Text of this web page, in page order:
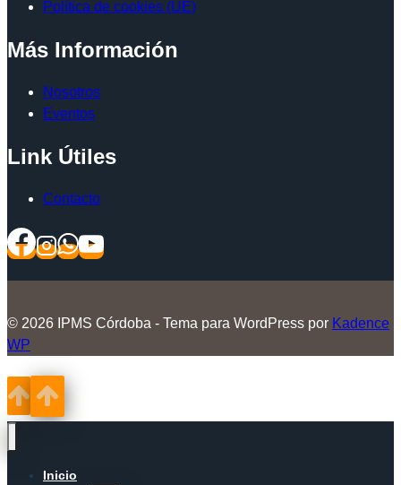
Política de cookies (UE)
Más Información
Nosotros
Eventos
Link Útiles
Contacto
© 2026 IPMS Córdoba - Tema para WordPress por Kadence
WP
Inicio